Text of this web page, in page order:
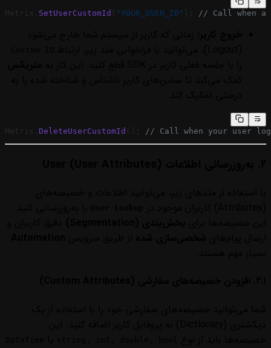
Metrix. SetUserCustomId ( "YOUR_USER_ID" ); // Call when a
Metrix. DeleteUserCustomId (); // Call when your user